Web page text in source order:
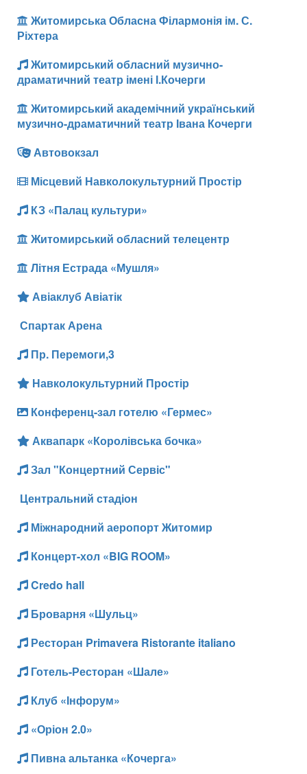
Житомирська Обласна Філармонія ім. С.
Ріхтера
Житомирський обласний музично-
драматичний театр імені І.Кочерги
Житомирський академічний український
музично-драматичний театр Івана Кочерги
Автовокзал
Місцевий Навколокультурний Простір
КЗ «Палац культури»
Житомирський обласний телецентр
Літня Естрада «Мушля»
Авіаклуб Авіатік
Спартак Арена
Пр. Перемоги,3
Навколокультурний Простір
Конференц-зал готелю «Гермес»
Аквапарк «Королівська бочка»
Зал "Концертний Сервіс"
Центральний стадіон
Міжнародний аеропорт Житомир
Концерт-хол «BIG ROOM»
Credo hall
Броварня «Шульц»
Ресторан Primavera Ristorante italiano
Готель-Ресторан «Шале»
Клуб «Інфорум»
«Оріон 2.0»
Пивна альтанка «Кочерга»